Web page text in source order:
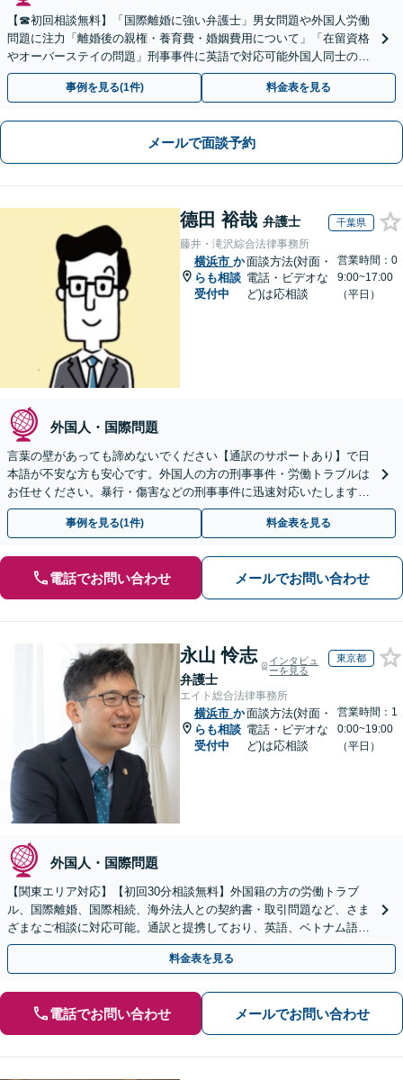
【☎︎初回相談無料】「国際離婚に強い弁護士」男女問題や外国人労働
問題に注力「離婚後の親権・養育費・婚姻費用について」「在留資格
やオーバーステイの問題」刑事事件に英語で対応可能外国人同士の金
銭トラブルもお任せください【休日・夜間相談可】
事例を見る(1件) 料金表を見る
メールで面談予約
德田 裕哉 弁護士 千葉県
藤井・滝沢綜合法律事務所
横浜市 か
らも相談
受付中
面談方法(対面・
電話・ビデオな
ど)は応相談
営業時間：0
9:00~17:00
（平日）
外国人・国際問題
言葉の壁があっても諦めないでください【通訳のサポートあり】で日
本語が不安な方も安心です。外国人の方の刑事事件・労働トラブルは
お任せください。暴行・傷害などの刑事事件に迅速対応いたします。
【事前予約で休日・夜間面談可】
事例を見る(1件) 料金表を見る
電話でお問い合わせ メールでお問い合わせ
永山 怜志
弁護士
インタビュ
ーを見る
東京都
エイト総合法律事務所
横浜市 か
らも相談
受付中
面談方法(対面・
電話・ビデオな
ど)は応相談
営業時間：1
0:00~19:00
（平日）
外国人・国際問題
【関東エリア対応】【初回30分相談無料】外国籍の方の労働トラブ
ル、国際離婚、国際相続、海外法人との契約書・取引問題など、さま
ざまなご相談に対応可能。通訳と提携しており、英語、ベトナム語、
中国語、タイ語等対応可能です（通訳料別途）。
料金表を見る
電話でお問い合わせ メールでお問い合わせ